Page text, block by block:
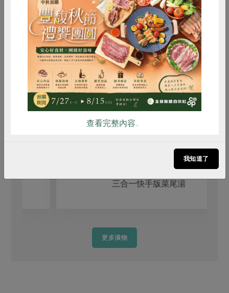
三合一快手版菜尾湯
更多漬物
惜食 RPET 食譜 減硝酸鹽
雞蛋 食安 共同購買
查看完整內容..
我知道了